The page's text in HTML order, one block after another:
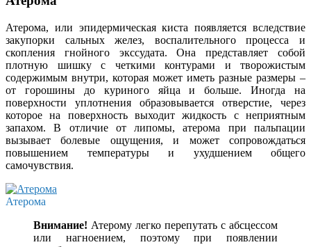
Атерома, или эпидермическая киста появляется вследствие
закупорки сальных желез, воспалительного процесса и
скопления гнойного экссудата. Она представляет собой
плотную шишку с четкими контурами и творожистым
содержимым внутри, которая может иметь разные размеры –
от горошины до куриного яйца и больше. Иногда на
поверхности уплотнения образовывается отверстие, через
которое на поверхность выходит жидкость с неприятным
запахом. В отличие от липомы, атерома при пальпации
вызывает болевые ощущения, и может сопровождаться
повышением температуры и ухудшением общего
самочувствия.
Атерома
Внимание! Атерому легко перепутать с абсцессом
или нагноением, поэтому при появлении